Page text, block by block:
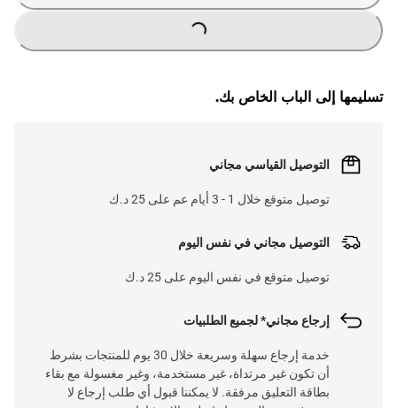
...
تسليمها إلى الباب الخاص بك.
التوصيل القياسي مجاني
توصيل متوقع خلال 1 - 3 أيام عم على 25 د.ك
التوصيل مجاني في نفس اليوم
توصيل متوقع في نفس اليوم على 25 د.ك
إرجاع مجاني* لجميع الطلبيات
خدمة إرجاع سهلة وسريعة خلال 30 يوم للمنتجات بشرط
أن تكون غير مرتداة، غير مستخدمة، وغير مغسولة مع بقاء
بطاقة التعليق مرفقة. لا يمكننا قبول أي طلب إرجاع لا